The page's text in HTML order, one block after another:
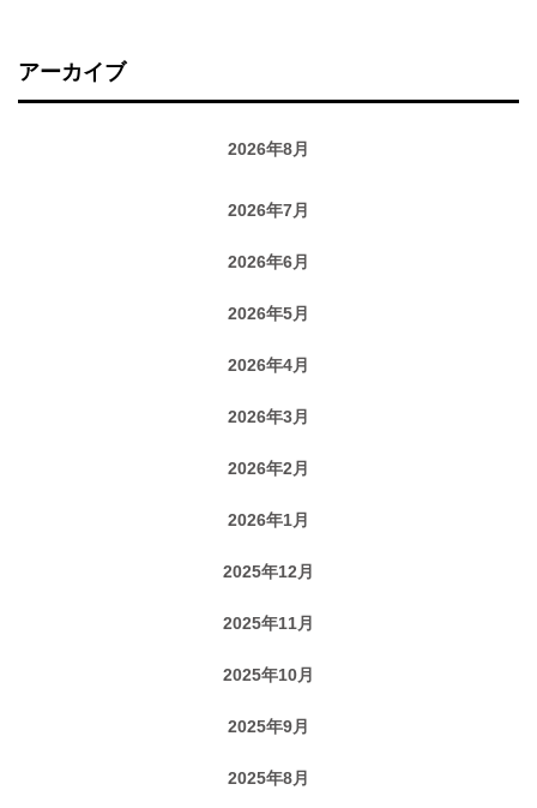
アーカイブ
2026年8月
2026年7月
2026年6月
2026年5月
2026年4月
2026年3月
2026年2月
2026年1月
2025年12月
2025年11月
2025年10月
2025年9月
2025年8月